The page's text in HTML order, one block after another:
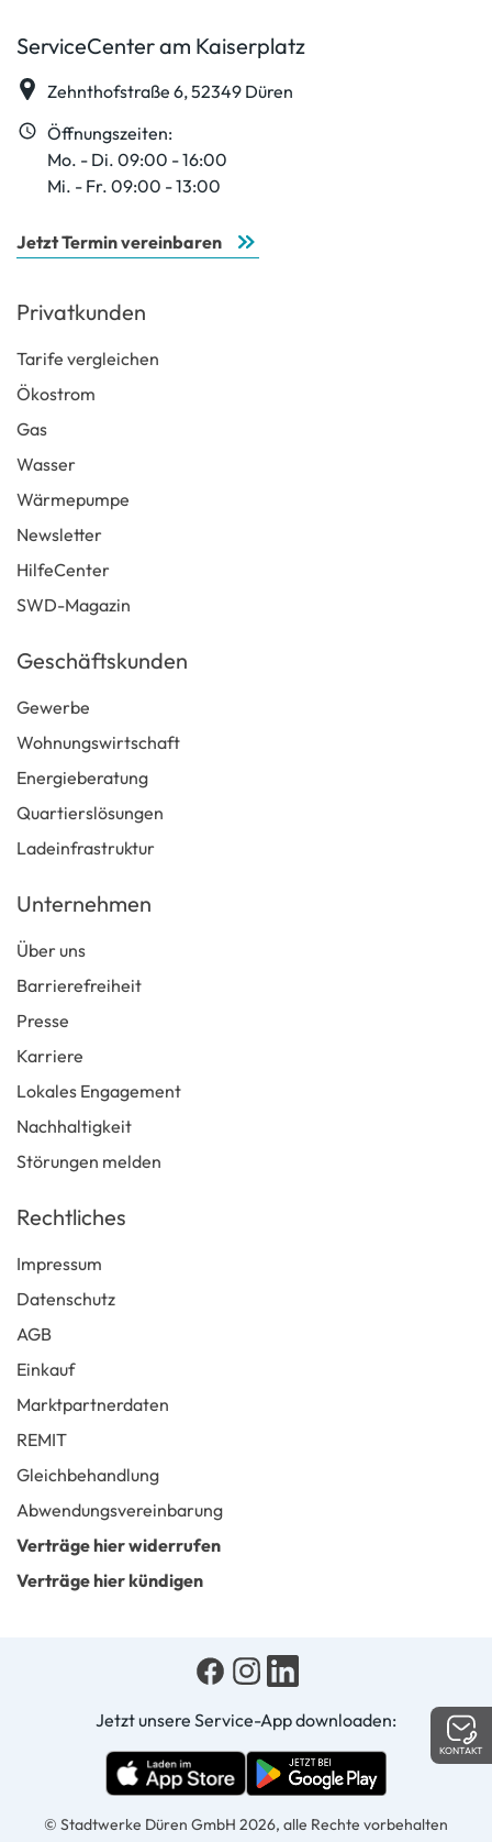
KONTAKT
ServiceCenter am Kaiserplatz
Zehnthofstraße 6, 52349 Düren
Öffnungszeiten:
Mo. - Di. 09:00 - 16:00
Mi. - Fr. 09:00 - 13:00
Jetzt Termin vereinbaren
Privatkunden
Tarife vergleichen
Ökostrom
Gas
Wasser
Wärmepumpe
Newsletter
HilfeCenter
SWD-Magazin
Geschäftskunden
Gewerbe
Wohnungswirtschaft
Energieberatung
Quartierslösungen
Ladeinfrastruktur
Unternehmen
Über uns
Barrierefreiheit
Presse
Karriere
Lokales Engagement
Nachhaltigkeit
Störungen melden
Rechtliches
Impressum
Datenschutz
AGB
Einkauf
Marktpartnerdaten
REMIT
Gleichbehandlung
Abwendungsvereinbarung
Verträge hier widerrufen
Verträge hier kündigen
Jetzt unsere Service-App downloaden:
© Stadtwerke Düren GmbH 2026, alle Rechte vorbehalten